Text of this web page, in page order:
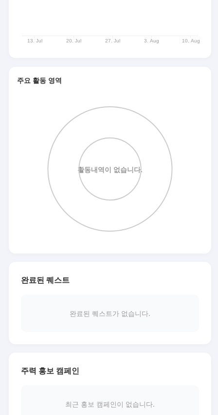
주요 활동 영역
완료된 퀘스트
완료된 퀘스트가 없습니다.
주력 홍보 캠페인
최근 홍보 캠페인이 없습니다.